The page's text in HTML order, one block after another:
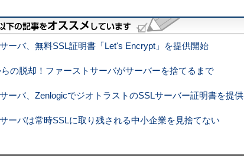
ーバ、無料SSL証明書「Let's Encrypt」を提供開始
の脱却！ファーストサーバがサーバーを捨てるまで
ーバ、ZenlogicでジオトラストのSSLサーバー証明書を提供
ーバは常時SSLに取り残される中小企業を見捨てない